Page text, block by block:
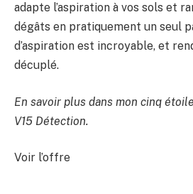
adapte l’aspiration à vos sols et
dégâts en pratiquement un seul
d’aspiration est incroyable, et
décuplé.
En savoir plus dans mon cinq
V15 Détection.
Voir l’offre